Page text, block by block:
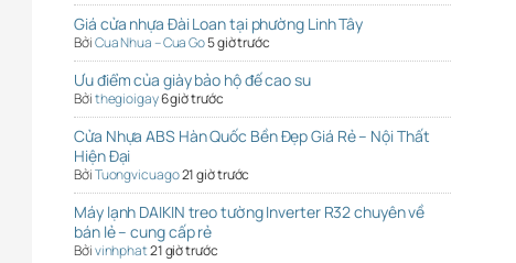
Giá cửa nhựa Đài Loan tại phường Linh Tây
BởiCua Nhua – Cua Go5 giờ trước
Ưu điểm của giày bảo hộ đế cao su
Bởithegioigay6 giờ trước
Cửa Nhựa ABS Hàn Quốc Bền Đẹp Giá Rẻ – Nội Thất
Hiện Đại
BởiTuongvicuago21 giờ trước
Máy lạnh DAIKIN treo tường Inverter R32 chuyên về
bán lẻ – cung cấp rẻ
Bởivinhphat21 giờ trước